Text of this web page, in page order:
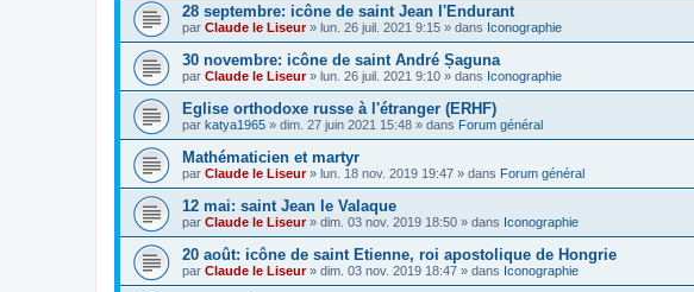
28 septembre: icône de saint Jean l'Endurant
par Claude le Liseur» lun. 26 juil. 2021 9:15 » dans Iconographie
30 novembre: icône de saint André Șaguna
par Claude le Liseur» lun. 26 juil. 2021 9:10 » dans Iconographie
Eglise orthodoxe russe à l'étranger (ERHF)
par katya1965 » dim. 27 juin 2021 15:48 » dans Forum général
Mathématicien et martyr
par Claude le Liseur» lun. 18 nov. 2019 19:47 » dans Forum général
12 mai: saint Jean le Valaque
par Claude le Liseur» dim. 03 nov. 2019 18:50 » dans Iconographie
20 août: icône de saint Etienne, roi apostolique de Hongrie
par Claude le Liseur» dim. 03 nov. 2019 18:47 » dans Iconographie